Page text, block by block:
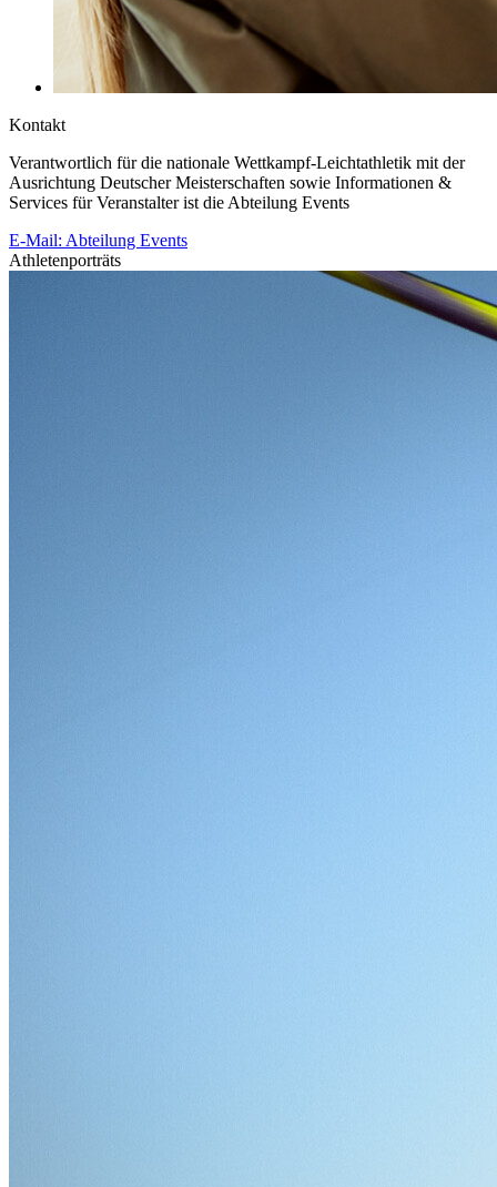
Kontakt
Verantwortlich für die nationale Wettkampf-Leichtathletik mit der
Ausrichtung Deutscher Meisterschaften sowie Informationen &
Services für Veranstalter ist die Abteilung Events
E-Mail: Abteilung Events
Athletenporträts